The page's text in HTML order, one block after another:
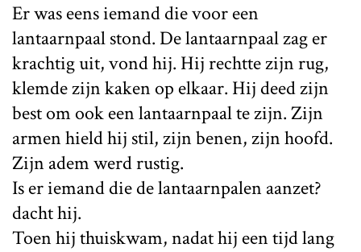
Er was eens iemand die voor een
lantaarnpaal stond. De lantaarnpaal zag er
krachtig uit, vond hij. Hij rechtte zijn rug,
klemde zijn kaken op elkaar. Hij deed zijn
best om ook een lantaarnpaal te zijn. Zijn
armen hield hij stil, zijn benen, zijn hoofd.
Zijn adem werd rustig.
Is er iemand die de lantaarnpalen aanzet?
dacht hij.
Toen hij thuiskwam, nadat hij een tijd lang